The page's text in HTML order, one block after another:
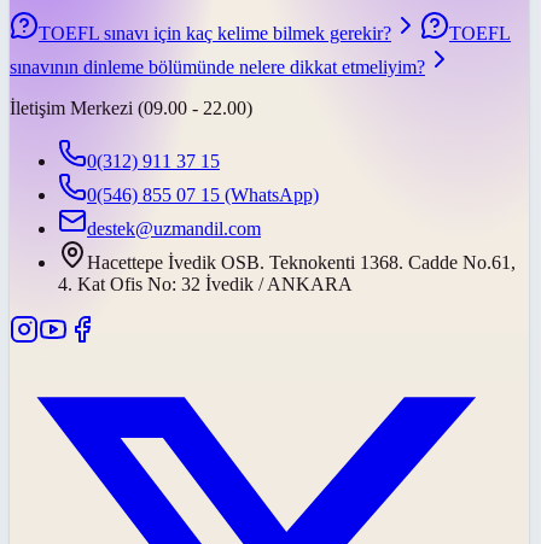
TOEFL sınavı için kaç kelime bilmek gerekir?
TOEFL
sınavının dinleme bölümünde nelere dikkat etmeliyim?
İletişim Merkezi (09.00 - 22.00)
0(312) 911 37 15
0(546) 855 07 15 (WhatsApp)
destek@uzmandil.com
Hacettepe İvedik OSB. Teknokenti 1368. Cadde No.61,
4. Kat Ofis No: 32 İvedik / ANKARA